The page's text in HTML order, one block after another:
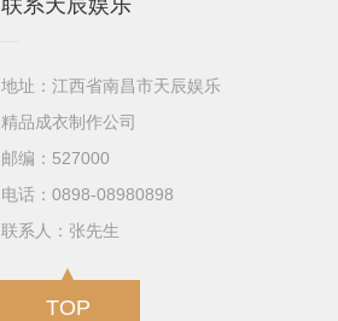
地址：江西省南昌市天辰娱乐
精品成衣制作公司
邮编：527000
电话：0898-08980898
联系人：张先生
TOP